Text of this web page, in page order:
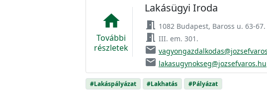
home
További
részletek
Lakásügyi Iroda
meeting_room 1082 Budapest, Baross u. 63-67.
meeting_room III. em. 301.
email
email lakasugynokseg@jozsefvaros.hu
#Lakáspályázat #Lakhatás #Pályázat